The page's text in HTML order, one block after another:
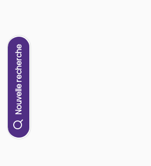
Nouvelle recherche